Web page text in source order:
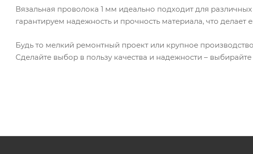
Вязальная проволока 1 мм идеально подходит для
гарантируем надежность и прочность материала, что
Будь то мелкий ремонтный проект или крупное
Сделайте выбор в пользу качества и надежности –